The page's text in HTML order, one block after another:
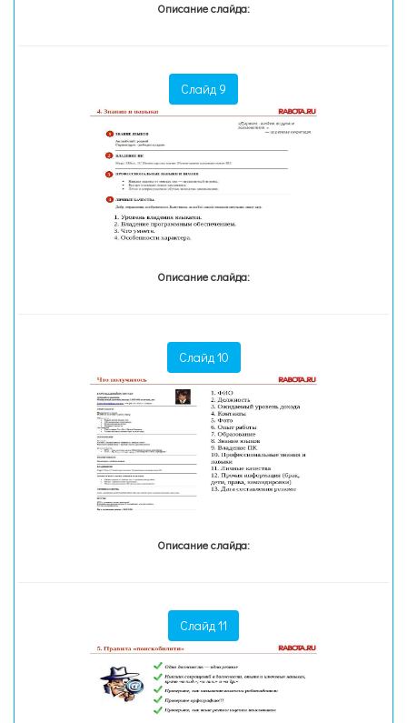
Описание слайда:
Слайд 9
Описание слайда:
Слайд 10
Описание слайда:
Слайд 11